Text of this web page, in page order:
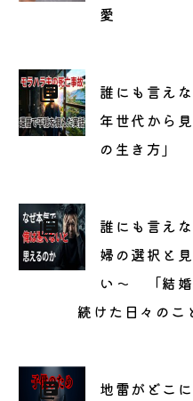
愛
誰にも言え
年世代から
の生き方」
誰にも言え
婦の選択と
い〜 「結婚
続けた日々のこ
地雷がどこ